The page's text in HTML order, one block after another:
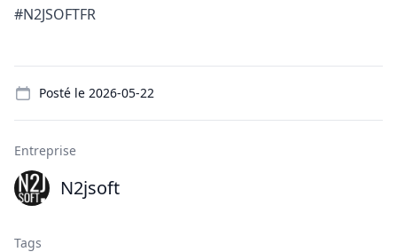
#N2JSOFTFR
Posté le 2026-05-22
Entreprise
N2jsoft
Tags